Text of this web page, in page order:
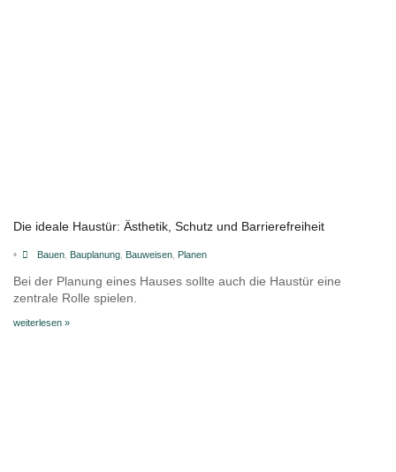
Die ideale Haustür: Ästhetik, Schutz und Barrierefreiheit
• Bauen, Bauplanung, Bauweisen, Planen
Bei der Planung eines Hauses sollte auch die Haustür eine
zentrale Rolle spielen.
weiterlesen »